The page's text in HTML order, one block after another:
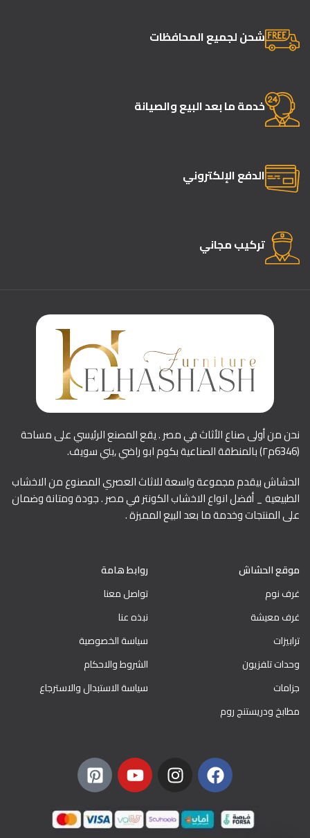
شحن لجميع المحافظات
خدمة ما بعد البيع والصيانة
الدفع الإلكتروني
تركيب مجاني
نحن من أولى صناع الأثاث في مصر . يقع المصنع الرئيسي على مساحة
(6346م٢) بالمنطقة الصناعية بكوم ابو راضي ,بني سويف.
الحشاش بيقدم مجموعة واسعة للاثاث العصري المصنوع من الاخشاب
الطبيعية _ أفضل انواع الاخشاب الكونتر في مصر . جودة ومتانة وضمان
على المنتجات وخدمة ما بعد البيع المميزة .
موقع الحشاش
غرف نوم
غرف معيشة
ترابيزات
وحدات تلفزيون
جزامات
مطابخ ودريستنج روم
روابط هامة
تواصل معنا
نبذه عنا
سياسة الخصوصية
الشروط والاحكام
سياسة الاستبدال والاسترجاع